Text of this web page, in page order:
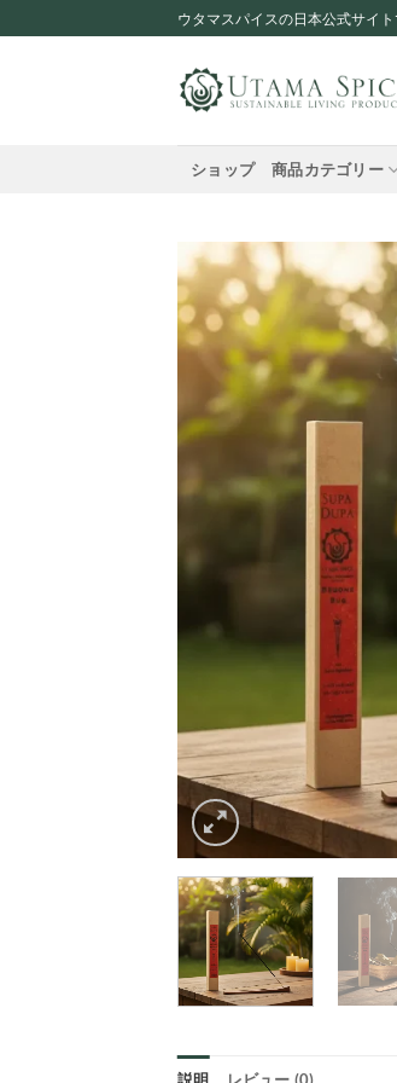
to
ウタマスパイスの日本公式サイト
ショップ 商品カテゴリー